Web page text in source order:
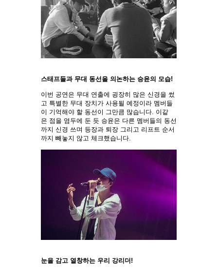
스태프들과 무대 동선을 의논하는 승윤의 모습!
이번 공연은 무대 연출에 굉장히 많은 신경을 썼
고 특별한 무대 장치가 사용될 예정이라 멤버들
이 기억해야 할 동선이 그만큼 많습니다. 이같
은 점을 염두에 둔 듯 승윤은 다른 멤버들의 동선
까지 신경 쓰며 등장과 퇴장 그리고 리프트 순서
까지 빼놓지 않고 체크했습니다.
눈을 감고 열창하는 우리 강리더!